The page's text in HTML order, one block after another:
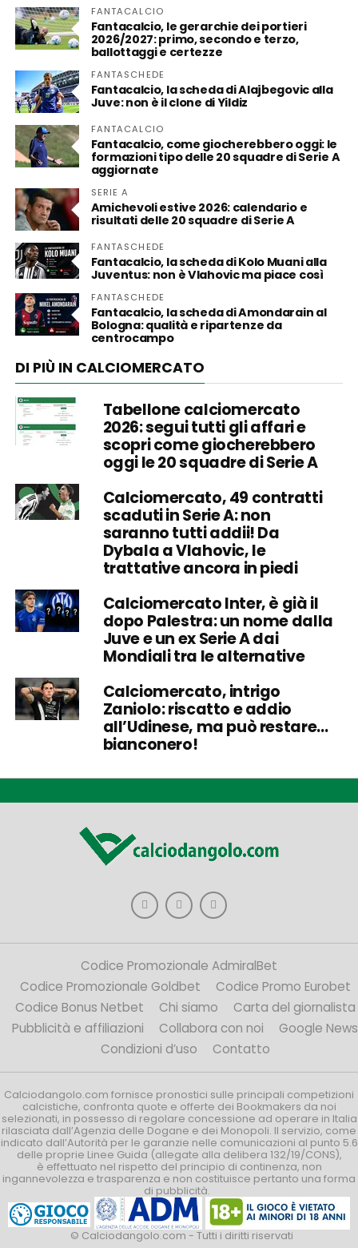
FANTACALCIO
Fantacalcio, le gerarchie dei portieri
2026/2027: primo, secondo e terzo,
ballottaggi e certezze
FANTASCHEDE
Fantacalcio, la scheda di Alajbegovic alla
Juve: non è il clone di Yildiz
FANTACALCIO
Fantacalcio, come giocherebbero oggi: le
formazioni tipo delle 20 squadre di Serie A
aggiornate
SERIE A
Amichevoli estive 2026: calendario e
risultati delle 20 squadre di Serie A
FANTASCHEDE
Fantacalcio, la scheda di Kolo Muani alla
Juventus: non è Vlahovic ma piace così
FANTASCHEDE
Fantacalcio, la scheda di Amondarain al
Bologna: qualità e ripartenze da
centrocampo
DI PIÙ IN CALCIOMERCATO
Tabellone calciomercato
2026: segui tutti gli affari e
scopri come giocherebbero
oggi le 20 squadre di Serie A
Calciomercato, 49 contratti
scaduti in Serie A: non
saranno tutti addii! Da
Dybala a Vlahovic, le
trattative ancora in piedi
Calciomercato Inter, è già il
dopo Palestra: un nome dalla
Juve e un ex Serie A dai
Mondiali tra le alternative
Calciomercato, intrigo
Zaniolo: riscatto e addio
all’Udinese, ma può restare…
bianconero!
Codice Promozionale AdmiralBet
Codice Promozionale Goldbet
Codice Promo Eurobet
Codice Bonus Netbet
Chi siamo
Carta del giornalista
Pubblicità e affiliazioni
Collabora con noi
Google News
Condizioni d’uso
Contatto
Calciodangolo.com fornisce pronostici sulle principali competizioni
calcistiche, confronta quote e offerte dei Bookmakers da noi
selezionati, in possesso di regolare concessione ad operare in Italia
rilasciata dall’Agenzia delle Dogane e dei Monopoli. Il servizio, come
indicato dall’Autorità per le garanzie nelle comunicazioni al punto 5.6
delle proprie Linee Guida (allegate alla delibera 132/19/CONS),
è effettuato nel rispetto del principio di continenza, non
ingannevolezza e trasparenza e non costituisce pertanto una forma
di pubblicità.
© Calciodangolo.com - Tutti i diritti riservati